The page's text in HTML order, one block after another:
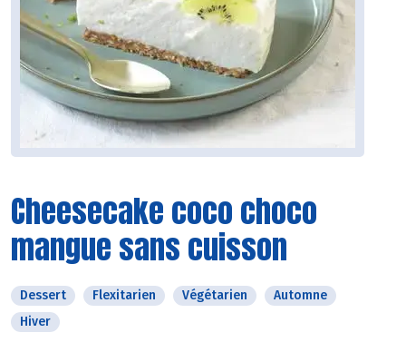
Cheesecake coco choco
mangue sans cuisson
Dessert Flexitarien Végétarien
Automne
Hiver